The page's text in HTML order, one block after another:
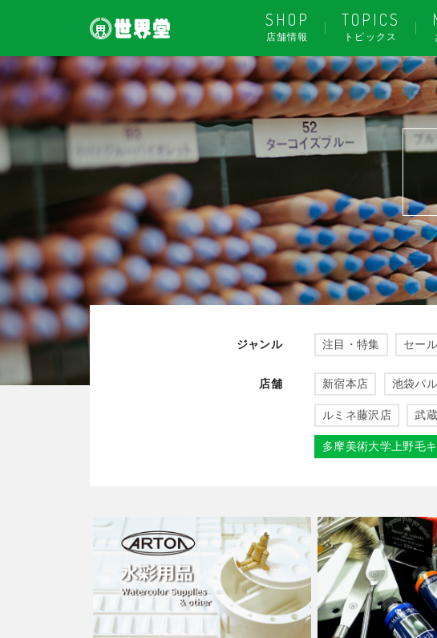
SHOP
店舗情報
TOPICS
トピックス
ジャンル 注目・特集 セール
店舗 新宿本店 池袋パ
ルミネ藤沢店 武
多摩美術大学上野毛